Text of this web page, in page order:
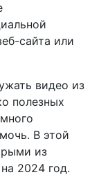
сайта или
видео из
полезных
В этой
из
2024 год.